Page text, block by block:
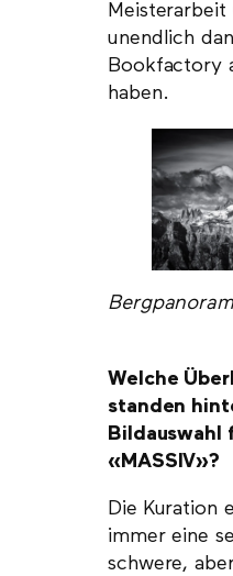
unendlich
Bookfactory
haben.
Welche
standen
Bildauswahl
«MASSIV»?
Die Kuration
immer eine
schwere,